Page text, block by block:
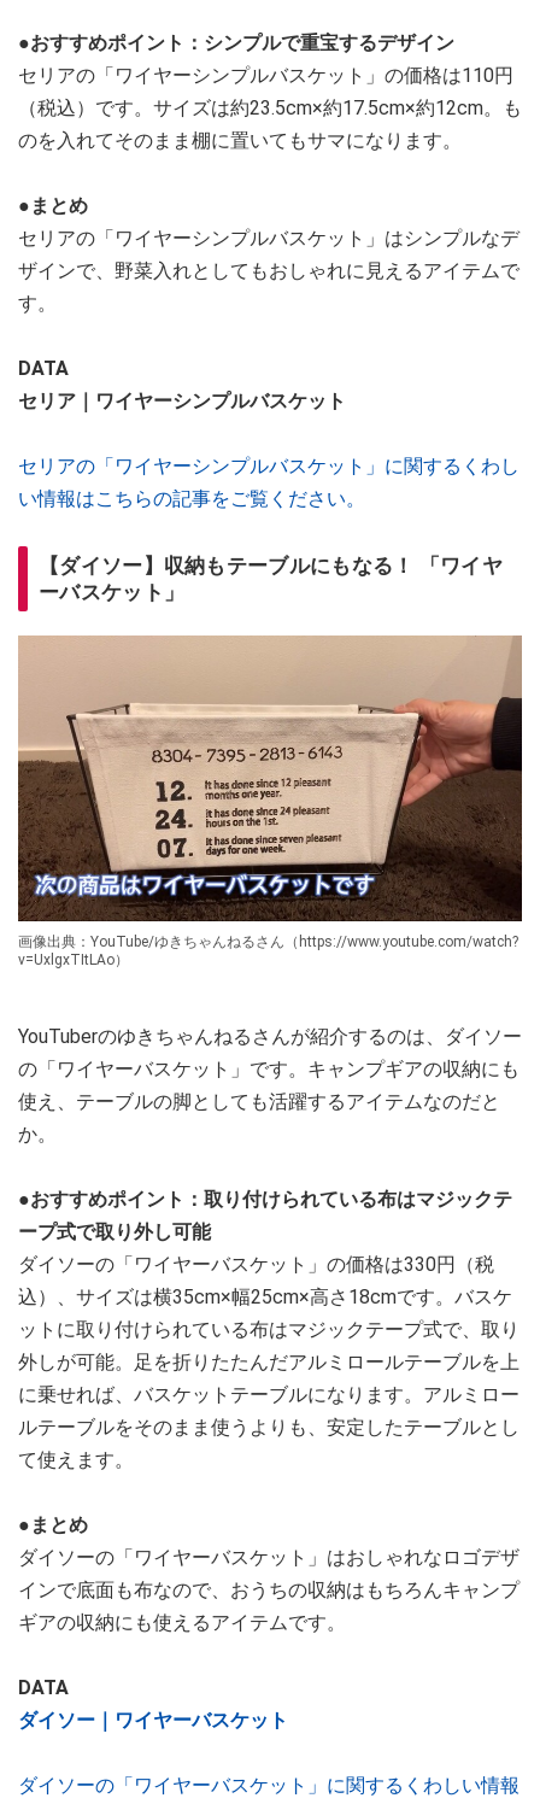
●おすすめポイント：シンプルで重宝するデザイン
セリアの「ワイヤーシンプルバスケット」の価格は110円
（税込）です。サイズは約23.5cm×約17.5cm×約12cm。も
のを入れてそのまま棚に置いてもサマになります。
●まとめ
セリアの「ワイヤーシンプルバスケット」はシンプルなデ
ザインで、野菜入れとしてもおしゃれに見えるアイテムで
す。
DATA
セリア｜ワイヤーシンプルバスケット
セリアの「ワイヤーシンプルバスケット」に関するくわし
い情報はこちらの記事をご覧ください。
【ダイソー】収納もテーブルにもなる！ 「ワイヤ
ーバスケット」
画像出典：YouTube/ゆきちゃんねるさん（https://www.youtube.com/watch?
v=UxlgxTItLAo）
YouTuberのゆきちゃんねるさんが紹介するのは、ダイソー
の「ワイヤーバスケット」です。キャンプギアの収納にも
使え、テーブルの脚としても活躍するアイテムなのだと
か。
●おすすめポイント：取り付けられている布はマジックテ
ープ式で取り外し可能
ダイソーの「ワイヤーバスケット」の価格は330円（税
込）、サイズは横35cm×幅25cm×高さ18cmです。バスケ
ットに取り付けられている布はマジックテープ式で、取り
外しが可能。足を折りたたんだアルミロールテーブルを上
に乗せれば、バスケットテーブルになります。アルミロー
ルテーブルをそのまま使うよりも、安定したテーブルとし
て使えます。
●まとめ
ダイソーの「ワイヤーバスケット」はおしゃれなロゴデザ
インで底面も布なので、おうちの収納はもちろんキャンプ
ギアの収納にも使えるアイテムです。
DATA
ダイソー｜ワイヤーバスケット
ダイソーの「ワイヤーバスケット」に関するくわしい情報